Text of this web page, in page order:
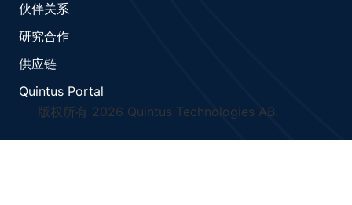
伙伴关系
研究合作
供应链
Quintus Portal
版权所有 2026 Quintus Technologies AB.